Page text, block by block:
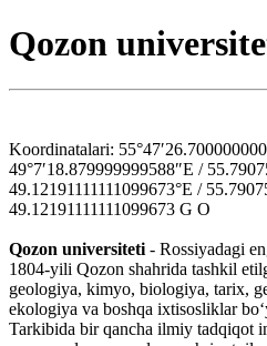
Qozon
Koordinatalari:
49°7′18.879999999588″E /
49.12191111111099673°E /
49.12191111111099673 G O
Qozon universiteti - Rossiyadagi
1804-yili Qozon shahrida tashkil
geologiya, kimyo, biologiya, tarix,
ekologiya va boshqa ixtisosliklar
Tarkibida bir qancha ilmiy tadqiqot